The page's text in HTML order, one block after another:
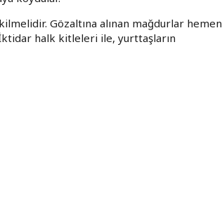
Gözaltına alınan mağdurlar hemen
halk kitleleri ile, yurttaşların